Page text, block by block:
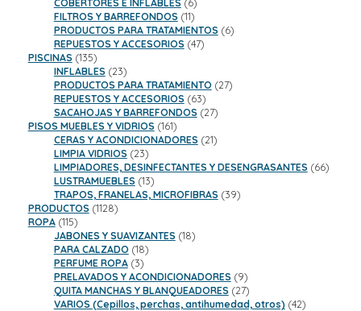
COBERTORES E INFLABLES 6
productos
FILTROS Y BARREFONDOS 1111
productos
PRODUCTOS PARA TRATAMIENTOS 66
REPUESTOS Y ACCESORIOS 4747
PISCINAS 135135
productos
INFLABLES 2323
productos
PRODUCTOS PARA TRATAMIENTO 2727
REPUESTOS Y ACCESORIOS 6363
productos
SACAHOJAS Y BARREFONDOS 2727
PISOS MUEBLES Y VIDRIOS 161161
productos
CERAS Y ACONDICIONADORES 2121
LIMPIA VIDRIOS 2323
productos
LIMPIADORES, DESINFECTANTES Y DESENGRASANTES 6666
LUSTRAMUEBLES 1313
productos
TRAPOS, FRANELAS, MICROFIBRAS 3939
PRODUCTOS 11281128
ROPA 115115
productos
JABONES Y SUAVIZANTES 1818
PARA CALZADO 1818
PERFUME ROPA 33
productos
PRELAVADOS Y ACONDICIONADORES 99
productos
QUITA MANCHAS Y BLANQUEADORES 2727
productos
VARIOS (Cepillos, perchas, antihumedad, otros) 4242